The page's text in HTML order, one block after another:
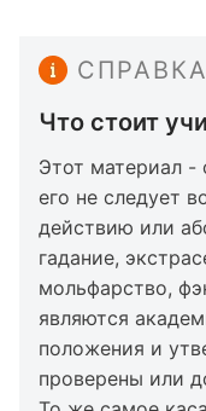
СПРАВКА
Что стоит
Этот материал -
его не следует
действию или
гадание,
мольфарство,
являются
положения и
проверены или